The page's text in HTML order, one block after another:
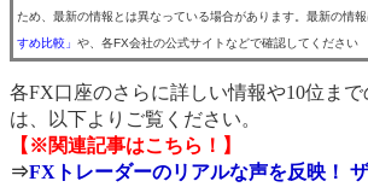
ため、最新の情報とは異なっている場合があります。最新の情
すめ比較」 や、各FX会社の公式サイトなどで確認してください
各FX口座のさらに詳しい情報や10位ま
は、以下よりご覧ください。
【※関連記事はこちら！】
⇒FXトレーダーのリアルな声を反映！